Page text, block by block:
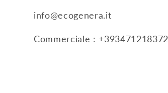
info@ecogenera.it
Commerciale : +393471218372